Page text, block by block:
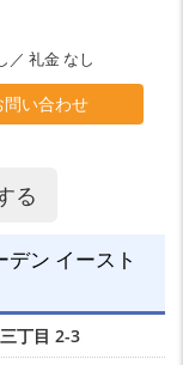
／ 礼金 なし
問い合わせ
る
ン イースト
丁目 2-3